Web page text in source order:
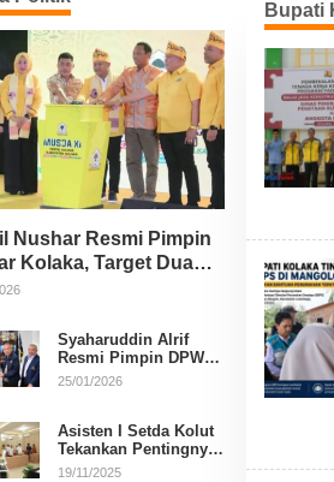
Nushar Resmi Pimpin
Kolaka, Target Dua
per Dapil
Syaharuddin Alrif
Resmi Pimpin DPW
NasDem Sulsel
25/01/2026
Asisten I Setda Kolut
Tekankan Pentingnya
Pendidikan Politik
19/11/2025
Bupati